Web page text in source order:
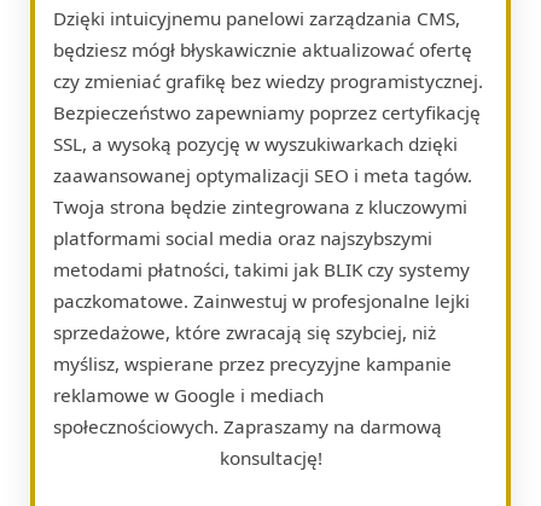
Dzięki intuicyjnemu panelowi zarządzania CMS,
będziesz mógł błyskawicznie aktualizować ofertę
czy zmieniać grafikę bez wiedzy programistycznej.
Bezpieczeństwo zapewniamy poprzez certyfikację
SSL, a wysoką pozycję w wyszukiwarkach dzięki
zaawansowanej optymalizacji SEO i meta tagów.
Twoja strona będzie zintegrowana z kluczowymi
platformami social media oraz najszybszymi
metodami płatności, takimi jak BLIK czy systemy
paczkomatowe. Zainwestuj w profesjonalne lejki
sprzedażowe, które zwracają się szybciej, niż
myślisz, wspierane przez precyzyjne kampanie
reklamowe w Google i mediach
społecznościowych. Zapraszamy na darmową
konsultację!